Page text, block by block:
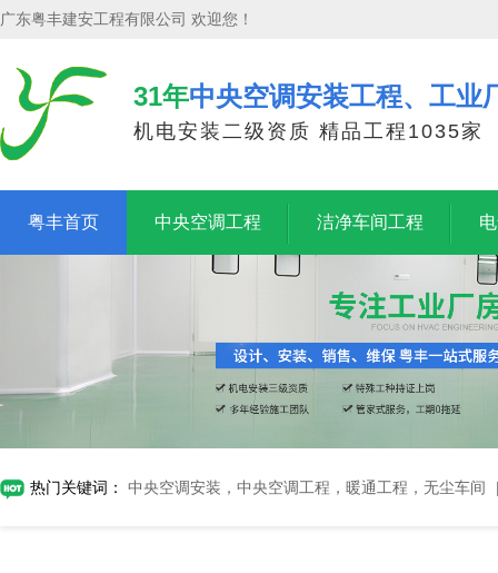
广东粤丰建安工程有限公司 欢迎您！
31年中央空调安装工程、工业
机电安装二级资质 精品工程1035家
粤丰首页 中央空调工程 洁净车间工程
热门关键词： 中央空调安装，中央空调工程，暖通工程，无尘车间